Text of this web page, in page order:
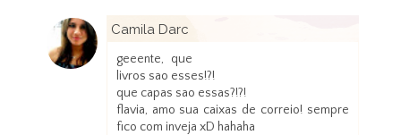
Camila Darc
geeente, que
livros sao esses!?!
que capas sao essas?!?!
flavia, amo sua caixas de correio! sempre
fico com inveja xD hahaha